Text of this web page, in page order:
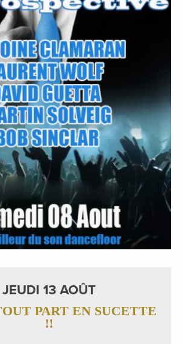
JEUDI 13 AOÛT
PART EN SUCETTE
!!